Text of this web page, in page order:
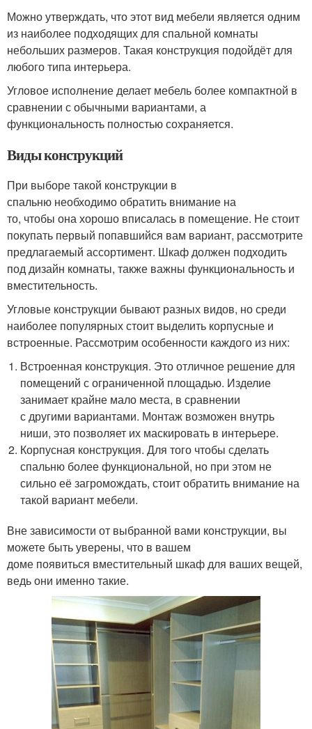
Можно утверждать, что этот вид мебели является одним
из наиболее подходящих для спальной комнаты
небольших размеров. Такая конструкция подойдёт для
любого типа интерьера.
Угловое исполнение делает мебель более компактной в
сравнении с обычными вариантами, а
функциональность полностью сохраняется.
Виды конструкций
При выборе такой конструкции в
спальню необходимо обратить внимание на
то, чтобы она хорошо вписалась в помещение. Не стоит
покупать первый попавшийся вам вариант, рассмотрите
предлагаемый ассортимент. Шкаф должен подходить
под дизайн комнаты, также важны функциональность и
вместительность.
Угловые конструкции бывают разных видов, но среди
наиболее популярных стоит выделить корпусные и
встроенные. Рассмотрим особенности каждого из них:
Встроенная конструкция. Это отличное решение для
помещений с ограниченной площадью. Изделие
занимает крайне мало места, в сравнении
с другими вариантами. Монтаж возможен внутрь
ниши, это позволяет их маскировать в интерьере.
Корпусная конструкция. Для того чтобы сделать
спальню более функциональной, но при этом не
сильно её загромождать, стоит обратить внимание на
такой вариант мебели.
Вне зависимости от выбранной вами конструкции, вы
можете быть уверены, что в вашем
доме появиться вместительный шкаф для ваших вещей,
ведь они именно такие.